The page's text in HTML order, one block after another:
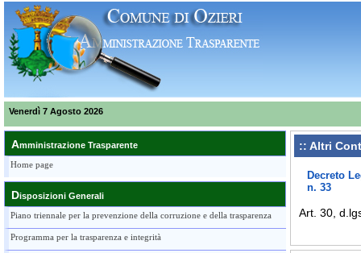
Venerdì 7 Agosto 2026
Amministrazione Trasparente
Home page
Disposizioni Generali
Piano triennale per la prevenzione della corruzione e della trasparenza
Programma per la trasparenza e integrità
:: Altri
Decreto
n. 33
Art. 30,